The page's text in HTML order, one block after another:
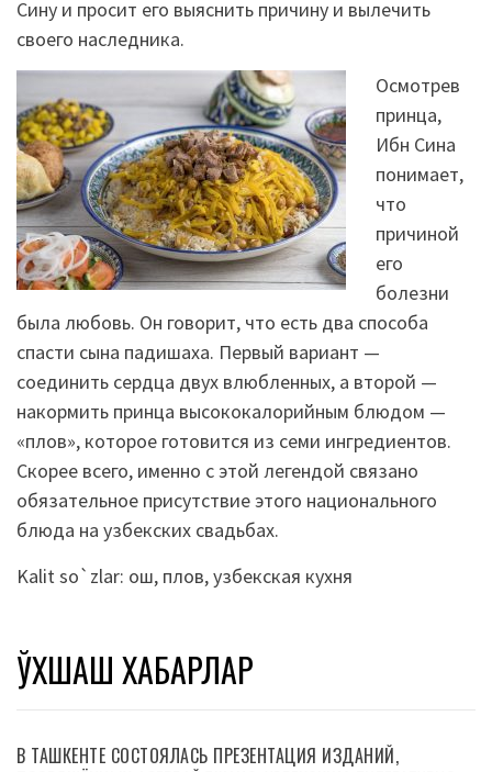
Сину и просит его выяснить причину и вылечить
своего наследника.
Осмотрев
принца,
Ибн Сина
понимает,
что
причиной
его
болезни
была любовь. Он говорит, что есть два способа
спасти сына падишаха. Первый вариант —
соединить сердца двух влюбленных, а второй —
накормить принца высококалорийным блюдом —
«плов», которое готовится из семи ингредиентов.
Скорее всего, именно с этой легендой связано
обязательное присутствие этого национального
блюда на узбекских свадьбах.
Kalit so`zlar: ош, плов,узбекская кухня
ЎХШАШ ХАБАРЛАР
В ТАШКЕНТЕ СОСТОЯЛАСЬ ПРЕЗЕНТАЦИЯ ИЗДАНИЙ,